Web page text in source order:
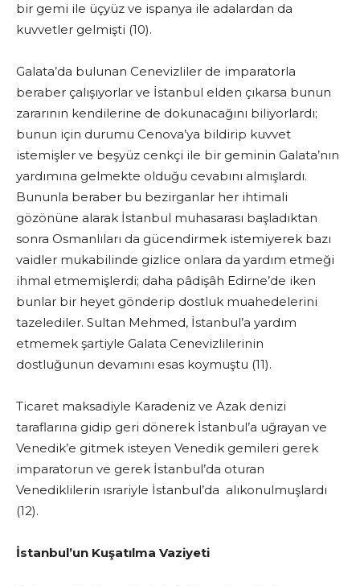
bir gemi ile üçyüz ve ispanya ile adalardan da
kuvvetler gelmişti (10).
Galata’da bulunan Cenevizliler de imparatorla
beraber çalışıyorlar ve İstanbul elden çıkarsa bunun
zararının kendilerine de dokunacağını biliyorlardı;
bunun için durumu Cenova’ya bildirip kuvvet
istemişler ve beşyüz cenkçi ile bir geminin Galata’nın
yardımına gelmekte olduğu cevabını almışlardı.
Bununla beraber bu bezirganlar her ihtimali
gözönüne alarak İstanbul muhasarası başladıktan
sonra Osmanlıları da gücendirmek istemiyerek bazı
vaidler mukabilinde gizlice onlara da yardım etmeği
ihmal etmemişlerdi; daha pâdişâh Edirne’de iken
bunlar bir heyet gönderip dostluk muahedelerini
tazelediler. Sultan Mehmed, İstanbul’a yardım
etmemek şartiyle Galata Cenevizlilerinin
dostluğunun devamını esas koymuştu (11).
Ticaret maksadiyle Karadeniz ve Azak denizi
taraflarına gidip geri dönerek İstanbul’a uğrayan ve
Venedik’e gitmek isteyen Venedik gemileri gerek
imparatorun ve gerek İstanbul’da oturan
Venediklilerin ısrariyle İstanbul’da alıkonulmuşlardı
(12).
İstanbul’un Kuşatılma Vaziyeti